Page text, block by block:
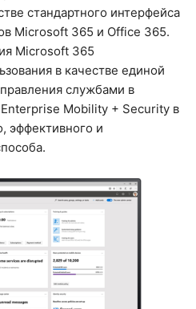
стандартного интерфейса
Microsoft 365 и Office 365.
Microsoft 365
в качестве единой
службами в
Mobility + Security в
эффективного и